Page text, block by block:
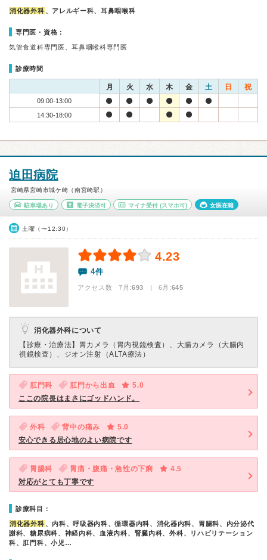
消化器外科 、アレルギー科、耳鼻咽喉科
専門医・資格：
気管食道科専門医、耳鼻咽喉科専門医
診療時間
月 火 水 木 金 土 日 祝
09:00-13:00
14:30-18:00
迫田病院
宮崎県宮崎市城ケ崎（南宮崎駅）
駐車場あり 電子決済可 マイナ受付 (スマホ可) 女医在籍
土曜（〜12:30）
4.23
4件
アクセス数 7月:693 | 6月:645
消化器外科について
【診療・治療法】 胃カメラ（胃内視鏡検査）、大腸カメラ（大腸内
視鏡検査）、ジオン注射（ALTA療法）
肛門科 肛門から出血
5.0
ここの院長はまさにゴッドハンド。
外科 背中の痛み
5.0
安心できる居心地のよい病院です
胃腸科 胃痛・腹痛・急性の下痢
4.5
対応がとても丁寧です
診療科目：
消化器外科 、内科、呼吸器内科、循環器内科、消化器内科、胃腸科、内分泌代
謝科、糖尿病科、神経内科、血液内科、腎臓内科、外科、リハビリテーション
科、肛門科、小児…